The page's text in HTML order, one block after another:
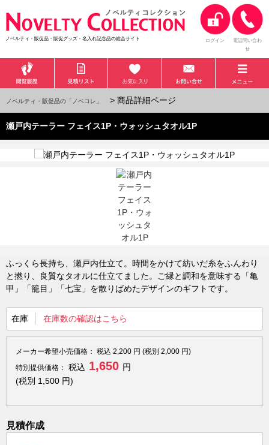
ノベルティ・販促品・販促グッズ・名入れ記念品の総合サイト ログイン
電話問い合わ
せ
ノベルティ・販促品の「ノベコレ」 > 商品詳細ページ
瀬戸内テーラー フェイス1P・ウォッシュタオル1P
ふっくら長持ち、瀬戸内仕立て。時間をかけて紡いだ糸をふんわり
と撚り、良質なタオルに仕立てました。ご縁と調和を意味する「亀
甲」「籠目」「七宝」を散りばめたデザインのギフトです。
在庫 在庫数の確認はこちら
メーカー希望小売価格： 税込 2,200 円 (税別 2,000 円)
特別提供価格：
税込 1,650 円
(税別 1,500 円)
見積作成